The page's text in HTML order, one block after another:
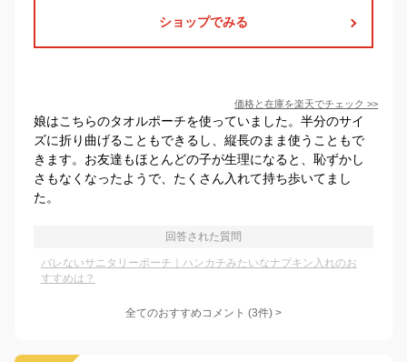
ショップでみる
価格と在庫を楽天でチェック >>
娘はこちらのタオルポーチを使っていました。半分のサイ
ズに折り曲げることもできるし、縦長のまま使うこともで
きます。お友達もほとんどの子が生理になると、恥ずかし
さもなくなったようで、たくさん入れて持ち歩いてまし
た。
回答された質問
バレないサニタリーポーチ｜ハンカチみたいなナプキン入れのお
すすめは？
全てのおすすめコメント (3件) >